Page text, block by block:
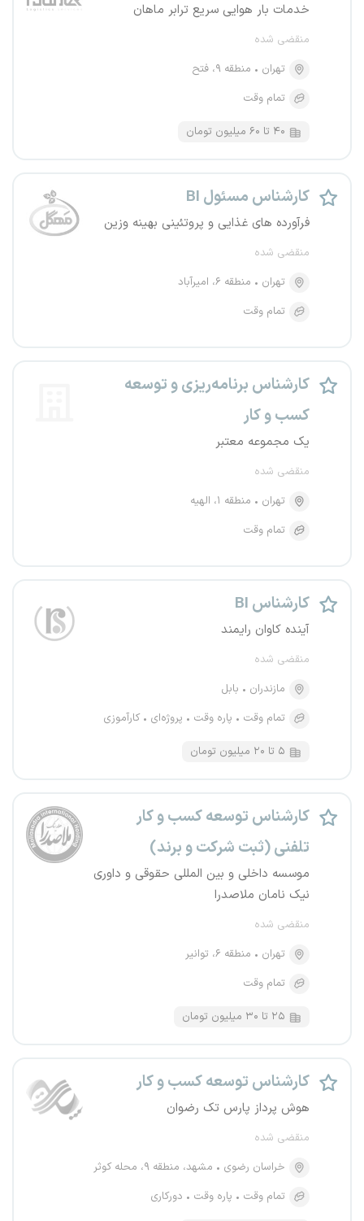
خدمات بار هوایی سریع ترابر ماهان
منقضی شده
تهران
منطقه ۹، فتح
تمام وقت
۴۰ تا ۶۰ میلیون تومان
کارشناس مسئول BI
فرآورده های غذایی و پروتئینی بهینه وزین
منقضی شده
تهران
منطقه ۶، امیرآباد
تمام وقت
کارشناس برنامه‌ریزی و توسعه
کسب و کار
یک مجموعه معتبر
منقضی شده
تهران
منطقه ۱، الهیه
تمام وقت
کارشناس BI
آینده کاوان رایمند
منقضی شده
مازندران
بابل
تمام وقت
پاره وقت پروژه‌ای کارآموزی
۵ تا ۲۰ میلیون تومان
کارشناس توسعه کسب و کار
تلفنی (ثبت شرکت و برند)
موسسه داخلی و بین المللی حقوقی و داوری
نیک نامان ملاصدرا
منقضی شده
تهران
منطقه ۶، توانیر
تمام وقت
۲۵ تا ۳۰ میلیون تومان
کارشناس توسعه کسب و کار
هوش پرداز پارس تک رضوان
منقضی شده
خراسان رضوی
مشهد، منطقه ۹، محله کوثر
تمام وقت
پاره وقت دورکاری